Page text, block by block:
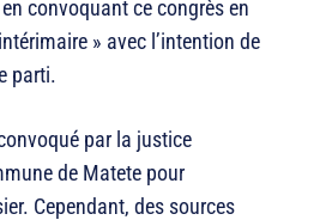
convoquant ce congrès en
» avec l’intention de
parti.
par la justice
de Matete pour
Cependant, des sources